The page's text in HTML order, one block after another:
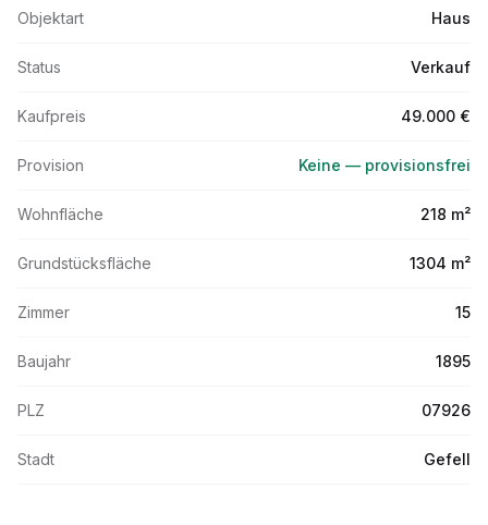
Objektart Haus
Status Verkauf
Kaufpreis 49.000 €
Provision Keine — provisionsfrei
Wohnfläche 218 m²
Grundstücksfläche 1304 m²
Zimmer 15
Baujahr 1895
PLZ 07926
Stadt Gefell